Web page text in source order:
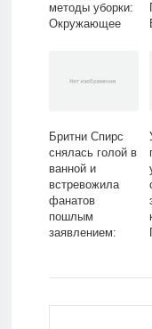
методы уборки:
Окружающее
Бритни Спирс
снялась голой в
ванной и
встревожила
фанатов
пошлым
заявлением:
Lenta.ru